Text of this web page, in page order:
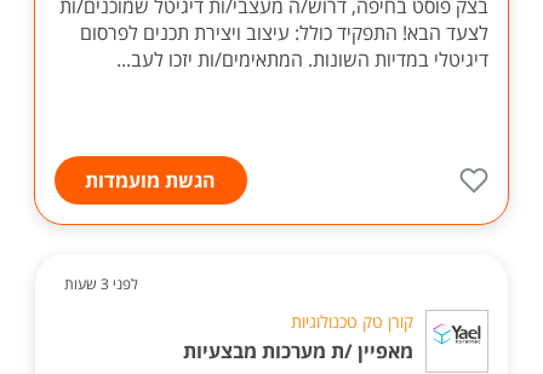
בצק פוסט בחיפה, דרוש/ה מעצבי/ות דיגיטל שמוכנים/ות
לצעד הבא! התפקיד כולל: עיצוב ויצירת תכנים לפרסום
דיגיטלי במדיות השונות. המתאימים/ות יזכו לעב...
הגשת מועמדות
לפני 3 שעות
קורן טק טכנולוגיות
מאפיין /ת מערכות מבצעיות